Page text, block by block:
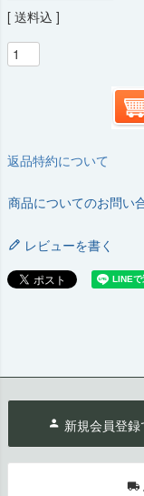
送料込
返品特約について
商品についてのお問い
レビューを書く
新規会員登